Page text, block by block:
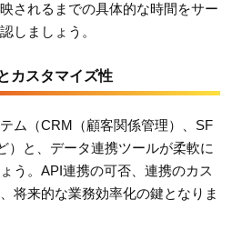
されるまでの具体的な時間をサー
しましょう。
カスタマイズ性
ム（CRM（顧客関係管理）、SF
）と、データ連携ツールが柔軟に
う。API連携の可否、連携のカス
将来的な業務効率化の鍵となりま